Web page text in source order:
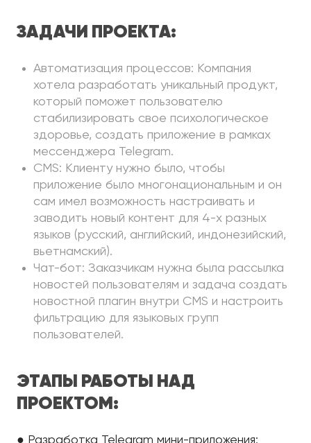
ЗАДАЧИ ПРОЕКТА:
Автоматизация процессов: Компания
хотела разработать уникальный продукт,
который поможет пользователю
стабилизировать свое психологическое
здоровье, создать приложение в рамках
мессенджера Telegram.
CMS: Клиенту нужно было, чтобы
приложение было многонациональным и он
сам имел возможность настраивать и
заводить новый контент для 4-х разных
языков (русский, английский, индонезийский,
вьетнамский).
Чат-бот: Заказчикам нужна была рассылка
новостей пользователям и задача создать
новостной плагин внутри CMS и настроить
фильтрацию для языковых групп
пользователей.
ЭТАПЫ РАБОТЫ НАД
ПРОЕКТОМ:
● Разработка Telegram мини-приложения: